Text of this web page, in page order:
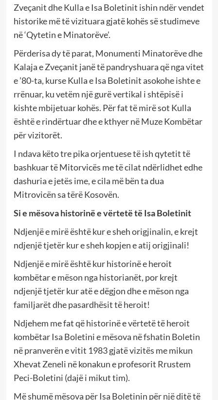
Zveçanit dhe Kulla e Isa Boletinit ishin ndër vendet
historike më të vizituara gjatë kohës së studimeve
në ‘Qytetin e Minatorëve’.
Përderisa dy të parat, Monumenti Minatorëve dhe
Kalaja e Zveçanit janë të pandryshuara që nga vitet
e ’80-ta, kurse Kulla e Isa Boletinit asokohe ishte e
rrënuar, ku vetëm një gurë vertikal i shtëpisë i
kishte mbijetuar kohës. Për fat të mirë sot Kulla
është e rindërtuar dhe e kthyer në Muze Kombëtar
për vizitorët.
I ndava këto tre pika orjentuese të ish qytetit të
bashkuar të Mitorvicës me të cilat ndërlidhet edhe
dashuria e jetës ime, e cila më bën ta dua
Mitrovicën sa tërë Kosovën.
Si e mësova historinë e vërtetë të Isa Boletinit
Ndjenjë e mirë është kur e sheh origjinalin, e krejt
ndjenjë tjetër kur e sheh kopjen e atij origjinali!
Ndjenjë e mirë është kur historinë e heroit
kombëtar e mëson nga historianët, por krejt
ndjenjë tjetër kur atë e dëgjon dhe e mëson nga
familjarët dhe pasardhësit të heroit!
Ndjehem me fat që historinë e vërtetë të heroit
kombëtar Isa Boletini e mësova në fshatin Boletin
në pranverën e vitit 1983 gjatë vizitës me mikun
Xhevat Zeneli në konakun e profesorit Rrustem
Peci-Boletini (dajë i mikut tim).
Më shumë mësova për Isa Boletinin për një ditë të